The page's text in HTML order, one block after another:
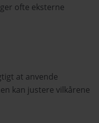
ofte eksterne
at anvende
kan justere vilkårene